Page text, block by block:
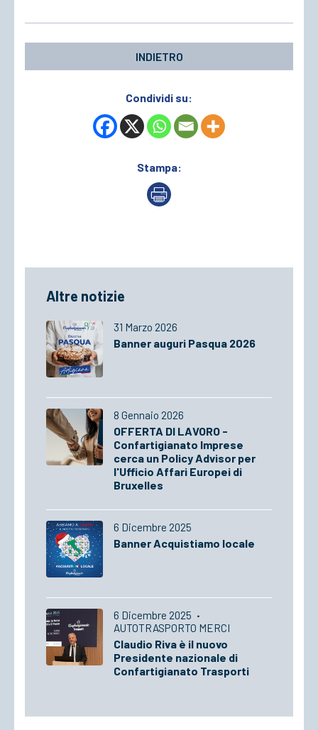
INDIETRO
Condividi su:
Stampa:
Altre notizie
31 Marzo 2026
Banner auguri Pasqua 2026
8 Gennaio 2026
OFFERTA DI LAVORO -
Confartigianato Imprese
cerca un Policy Advisor per
l'Ufficio Affari Europei di
Bruxelles
6 Dicembre 2025
Banner Acquistiamo locale
6 Dicembre 2025 ·
AUTOTRASPORTO MERCI
Claudio Riva è il nuovo
Presidente nazionale di
Confartigianato Trasporti